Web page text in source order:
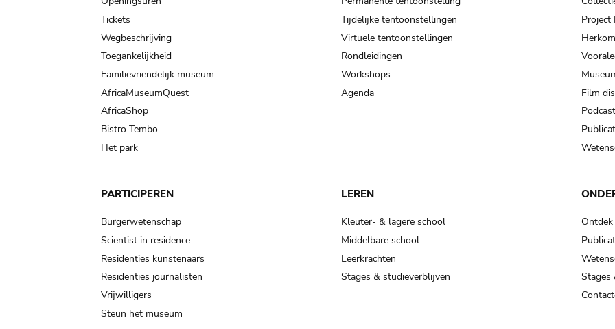
navigation
Tickets
Wegbeschrijving
Toegankelijkheid
Familievriendelijk museum
AfricaMuseumQuest
AfricaShop
Bistro Tembo
Het park
Tijdelijke tentoonstellingen
Virtuele tentoonstellingen
Rondleidingen
Workshops
Agenda
Project
Film
PARTICIPEREN
Burgerwetenschap
Scientist in residence
Residenties kunstenaars
Residenties journalisten
Vrijwilligers
Steun het museum
LEREN
Kleuter- & lagere school
Middelbare school
Leerkrachten
Stages & studieverblijven
Stages